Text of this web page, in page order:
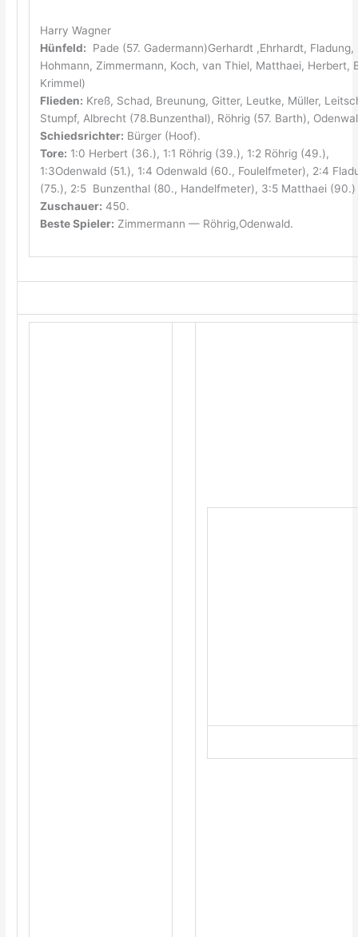
Harry Wagner
Hünfeld: Pade (57. Gadermann)Gerhardt ,Ehrhardt, Fladung,
Hohmann, Zimmermann, Koch, van Thiel, Matthaei, Herbert,
Krimmel)
Flieden: Kreß, Schad, Breunung, Gitter, Leutke, Müller,
Stumpf, Albrecht (78.Bunzenthal), Röhrig (57. Barth),
Schiedsrichter: Bürger (Hoof).
Tore: 1:0 Herbert (36.), 1:1 Röhrig (39.), 1:2 Röhrig (49.),
1:3Odenwald (51.), 1:4 Odenwald (60., Foulelfmeter), 2:4
(75.), 2:5 Bunzenthal (80., Handelfmeter), 3:5 Matthaei (90.)
Zuschauer: 450.
Beste Spieler: Zimmermann — Röhrig,Odenwald.